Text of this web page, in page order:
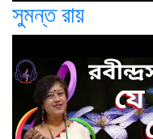
সুমন্ত রায়